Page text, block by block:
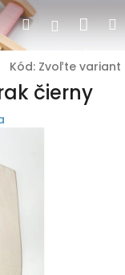
Hľadať
Kód: Zvoľte variant
čierny